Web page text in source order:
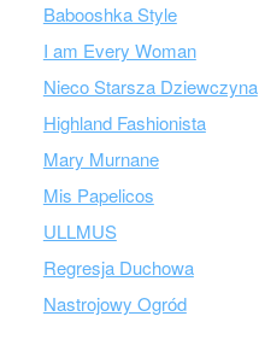
Babooshka Style
I am Every Woman
Nieco Starsza Dziewczyna
Highland Fashionista
Mary Murnane
Mis Papelicos
ULLMUS
Regresja Duchowa
Nastrojowy Ogród